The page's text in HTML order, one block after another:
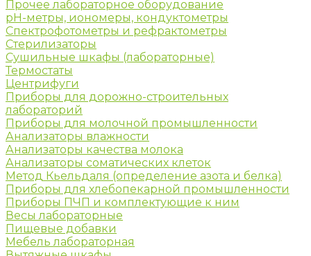
Прочее лабораторное оборудование
рН-метры, иономеры, кондуктометры
Спектрофотометры и рефрактометры
Стерилизаторы
Сушильные шкафы (лабораторные)
Термостаты
Центрифуги
Приборы для дорожно-строительных
лабораторий
Приборы для молочной промышленности
Анализаторы влажности
Анализаторы качества молока
Анализаторы соматических клеток
Метод Кьельдаля (определение азота и белка)
Приборы для хлебопекарной промышленности
Приборы ПЧП и комплектующие к ним
Весы лабораторные
Пищевые добавки
Мебель лабораторная